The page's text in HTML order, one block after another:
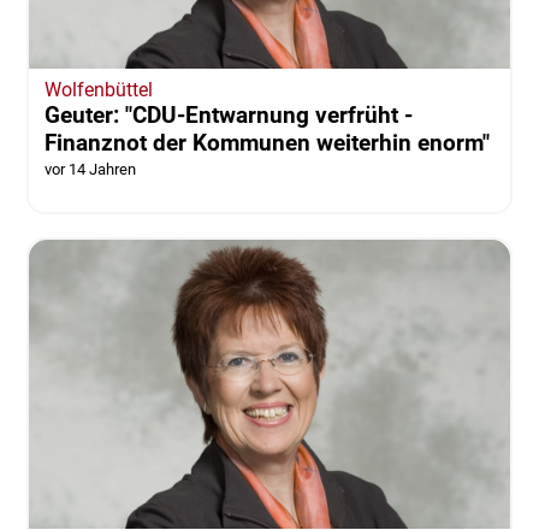
Wolfenbüttel
Geuter: "CDU-Entwarnung verfrüht -
Finanznot der Kommunen weiterhin enorm"
vor 14 Jahren